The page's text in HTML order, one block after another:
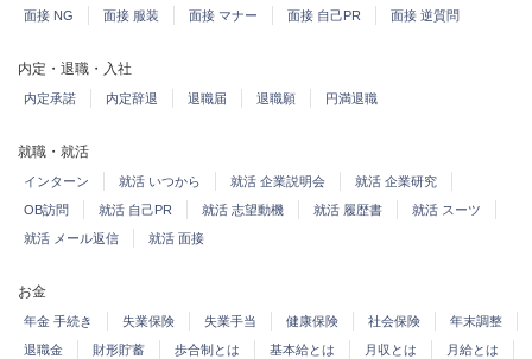
面接 NG 面接 服装 面接 マナー 面接 自己PR 面接 逆質問
内定・退職・入社
内定承諾 内定辞退 退職届 退職願 円満退職
就職・就活
インターン 就活 いつから 就活 企業説明会
就活 企業研究
OB訪問
就活 自己PR 就活 志望動機 就活 履歴書
就活 スーツ
就活 メール返信
就活 面接
お金
年金 手続き 失業保険 失業手当 健康保険 社会保険
年末調整
退職金
財形貯蓄 歩合制とは 基本給とは 月収とは
月給とは